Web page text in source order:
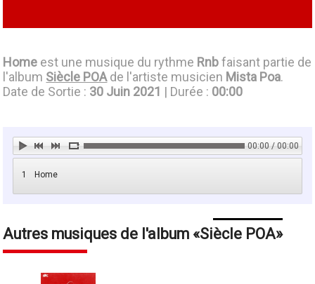
Home est une musique du rythme Rnbfaisant partie de
l'album Siècle POAde l'artiste musicien Mista Poa.
Date de Sortie : 30 Juin 2021 | Durée : 00:00
00:00 / 00:00
1 Home
Autres musiques de l'album Siècle POA